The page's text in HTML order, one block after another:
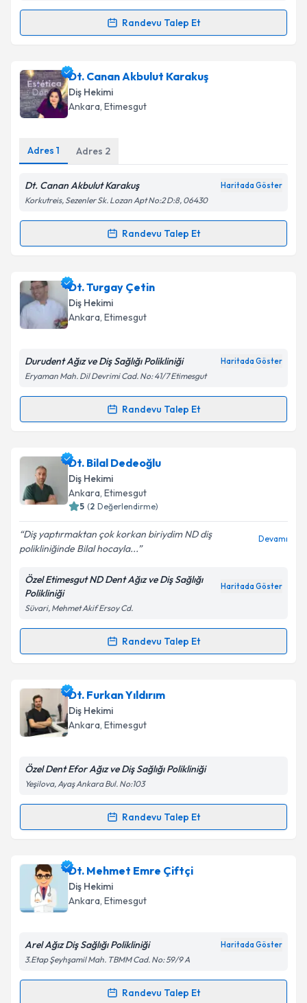
kapsamda işlenmesini kabul ediyorum.
Randevu Talep Et
Randevu Takvimi Talebi
Uzm. Dt. Elif Polat Balkaniçin randevu takvimi
talebi oluşturun. Size bu uzmandan randevu almanız
için bir takvim hazırlandığında e-posta ile
bilgilendireceğiz.
Metni'ni okudum ve kişisel verilerimin belirtilen
kapsamda işlenmesini kabul ediyorum.
Takvim Talebini Gönder
Dt. Canan Akbulut Karakuş
Diş Hekimi
Ankara, Etimesgut
Adres 1 Adres 2
Dt. Canan Akbulut Karakuş Haritada Göster
Korkutreis, Sezenler Sk. Lozan Apt No:2 D:8, 06430
Randevu Talep Et
Randevu Takvimi Talebi
Dt. Canan Akbulut Karakuş
talebi oluşturun. Size bu uzmandan randevu almanız
için bir takvim hazırlandığında e-posta ile
bilgilendireceğiz.
Kişisel verilerimin işlenmesine ilişkinAydınlatma
kapsamda işlenmesini kabul ediyorum.
Takvim Talebini Gönder
Dt. Turgay Çetin
Diş Hekimi
Ankara, Etimesgut
Durudent Ağız ve Diş Sağlığı Polikliniği Haritada Göster
Eryaman Mah. Dil Devrimi Cad. No: 41/7 Etimesgut
Randevu Talep Et
Randevu Takvimi Talebi
Dt. Turgay Çetiniçin randevu takvimi talebi
oluşturun. Size bu uzmandan randevu almanız için bir
takvim hazırlandığında e-posta ile bilgilendireceğiz.
Kişisel verilerimin işlenmesine ilişkin
Aydınlatma
kapsamda işlenmesini kabul ediyorum.
Takvim Talebini Gönder
Dt. Bilal Dedeoğlu
Diş Hekimi
Ankara, Etimesgut
5 (2 Değerlendirme)
Diş yaptırmaktan çok korkan biriydim ND diş
polikliniğinde Bilal hocayla...
Devamı
Özel Etimesgut ND Dent Ağız ve Diş Sağlığı
Polikliniği
Haritada Göster
Süvari, Mehmet Akif Ersoy Cd.
Randevu Talep Et
Randevu Takvimi Talebi
Dt. Bilal Dedeoğluiçin randevu takvimi talebi
oluşturun. Size bu uzmandan randevu almanız için bir
takvim hazırlandığında e-posta ile bilgilendireceğiz.
Kişisel verilerimin işlenmesine ilişkin
Metni'ni okudum ve kişisel verilerimin belirtilen
Takvim Talebini Gönder
Dt. Furkan Yıldırım
Diş Hekimi
Ankara, Etimesgut
Özel Dent Efor Ağız ve Diş Sağlığı Polikliniği
Yeşilova, Ayaş Ankara Bul. No:103
Randevu Talep Et
Randevu Takvimi Talebi
Dt. Furkan Yıldırımiçin randevu takvimi talebi
oluşturun. Size bu uzmandan randevu almanız için bir
takvim hazırlandığında e-posta ile bilgilendireceğiz.
Kişisel verilerimin işlenmesine ilişkin
Dt. Mehmet Emre Çiftçi
Diş Hekimi
Ankara, Etimesgut
Arel Ağız Diş Sağlığı Polikliniği Haritada Göster
3.Etap Şeyhşamil Mah. TBMM Cad. No: 59/9 A
Randevu Talep Et